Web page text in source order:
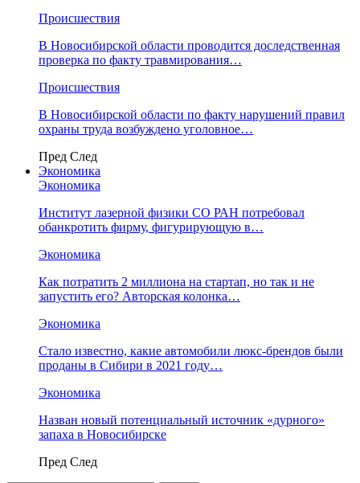
Происшествия
В Новосибирской области проводится доследственная
проверка по факту травмирования…
Происшествия
В Новосибирской области по факту нарушений правил
охраны труда возбуждено уголовное…
Пред След
Экономика
Экономика
Институт лазерной физики СО РАН потребовал
обанкротить фирму, фигурирующую в…
Экономика
Как потратить 2 миллиона на стартап, но так и не
запустить его? Авторская колонка…
Экономика
Стало известно, какие автомобили люкс-брендов были
проданы в Сибири в 2021 году…
Экономика
Назван новый потенциальный источник «дурного»
запаха в Новосибирске
Пред След